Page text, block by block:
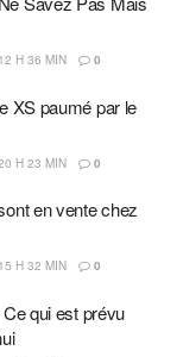
H 36 MIN 0
XS paumé par le
H 23 MIN 0
en vente chez
H 32 MIN 0
qui est prévu